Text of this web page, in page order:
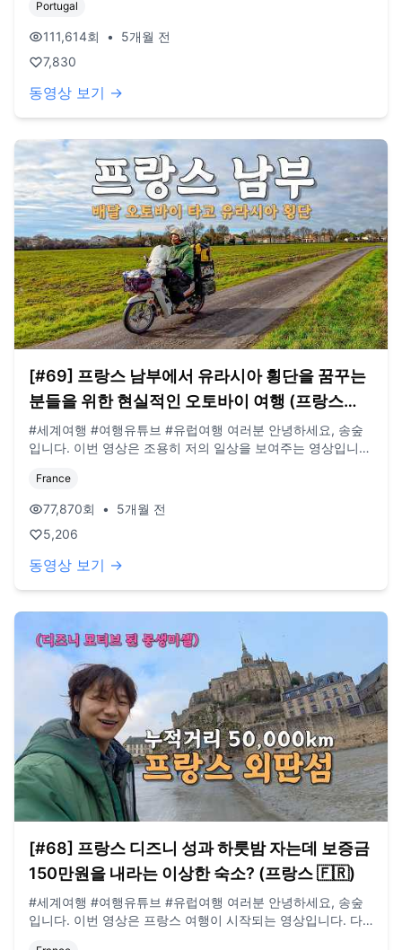
다. 오늘도 영상 봐주셔서 감사드리고, 오늘도 행복한 하루 보
내시길 바랍니다. 오늘도 사랑합니다. 비즈니스 이메일:
biz@companyboat.com 개인 이메일:
dlstjr8585@naver.com 인스타그램: song_forest 카메라:
Portugal
111,614회 •
5개월 전
7,830
동영상 보기 →
[#69] 프랑스 남부에서 유라시아 횡단을 꿈꾸는
분들을 위한 현실적인 오토바이 여행 (프랑스
🇫🇷)
#세계여행 #여행유튜브 #유럽여행 여러분 안녕하세요, 송숲
입니다. 이번 영상은 조용히 저의 일상을 보여주는 영상입니
행입니다. 또 다른 면을 보여드리고 싶었습니다. 오늘도 영상
봐주셔서 감사드리고, 오늘도 행복한 하루 보내시길 바랍니다.
오늘도 사랑합니다. 비즈니스 이메일:
biz@companyboat.com 개인 이메일:
GoPro12 black, Iphone 13 드론: DJI Mini Pro3
France
77,870회 •
5개월 전
5,206
동영상 보기 →
[#68] 프랑스 디즈니 성과 하룻밤 자는데 보증금
150만원을 내라는 이상한 숙소? (프랑스 🇫🇷)
#세계여행 #여행유튜브 #유럽여행 여러분 안녕하세요, 송숲
입니다. 이번 영상은 프랑스 여행이 시작되는 영상입니다. 다